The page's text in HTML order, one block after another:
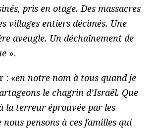
pris en otage. Des massacres
villages entiers décimés. Une
aveugle. Un déchaînement de
».
: «en notre nom à tous quand je
le chagrin d’Israël. Que
la terreur éprouvée par les
nous pensons à ces familles qui